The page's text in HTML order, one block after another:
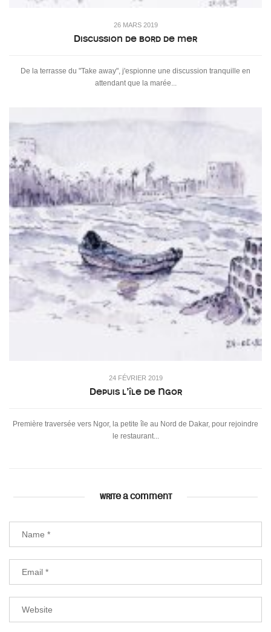
26 MARS 2019
Discussion de bord de mer
De la terrasse du "Take away", j'espionne une discussion tranquille en
attendant que la marée...
24 FÉVRIER 2019
Depuis l’île de Ngor
Première traversée vers Ngor, la petite île au Nord de Dakar, pour rejoindre
le restaurant...
WRITE A COMMENT